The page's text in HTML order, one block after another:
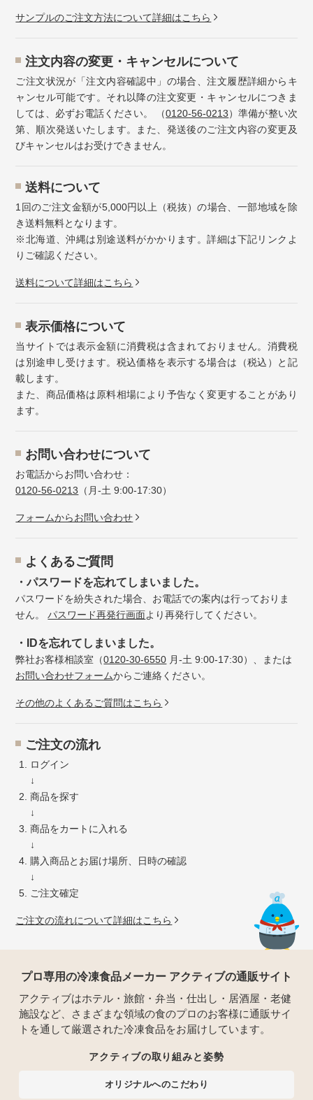
サンプルのご注文方法について詳細はこちら
注⽂内容の変更・キャンセルについて
ご注文状況が「注文内容確認中」の場合、注文履歴詳細からキ
ャンセル可能です。それ以降の注文変更・キャンセルにつきま
しては、必ずお電話ください。 （0120-56-0213）準備が整い次
第、順次発送いたします。また、発送後のご注文内容の変更及
びキャンセルはお受けできません。
送料について
1回のご注文金額が5,000円以上（税抜）の場合、一部地域を除
き送料無料となります。
※北海道、沖縄は別途送料がかかります。詳細は下記リンクよ
りご確認ください。
送料について詳細はこちら
表示価格について
当サイトでは表示金額に消費税は含まれておりません。消費税
は別途申し受けます。税込価格を表示する場合は（税込）と記
載します。
また、商品価格は原料相場により予告なく変更することがあり
ます。
お問い合わせについて
お電話からお問い合わせ：
0120-56-0213 （月-土 9:00-17:30）
フォームからお問い合わせ
よくあるご質問
・パスワードを忘れてしまいました。
パスワードを紛失された場合、お電話での案内は行っておりま
せん。パスワード再発行画面より再発行してください。
・IDを忘れてしまいました。
弊社お客様相談室（0120-30-6550 月-土 9:00-17:30）、または
お問い合わせフォームからご連絡ください。
その他のよくあるご質問はこちら
ご注文の流れ
ログイン
↓
商品を探す
↓
商品をカートに入れる
↓
購入商品とお届け場所、日時の確認
↓
ご注文確定
ご注文の流れについて詳細はこちら
プロ専用の冷凍食品メーカー アクティブの通販サイト
アクティブはホテル・旅館・弁当・仕出し・居酒屋・老健
施設など、さまざまな領域の食のプロのお客様に通販サイ
トを通して厳選された冷凍食品をお届けしています。
アクティブの取り組みと姿勢
オリジナルへのこだわり